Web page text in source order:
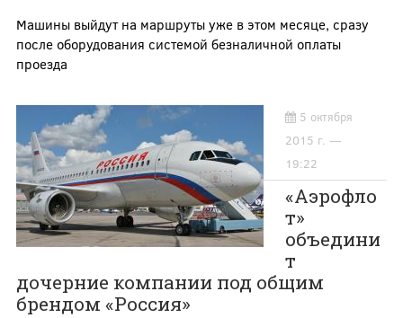
Машины выйдут на маршруты уже в этом месяце, сразу
после оборудования системой безналичной оплаты
проезда
5 октября
2015 г. —
19:22
«Аэрофло
т»
объедини
т
дочерние компании под общим
брендом «Россия»